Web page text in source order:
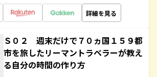
詳細を見る
Ｓ０２ 週末だけで７０ヵ国１５９都
市を旅したリーマントラベラーが教え
る自分の時間の作り方